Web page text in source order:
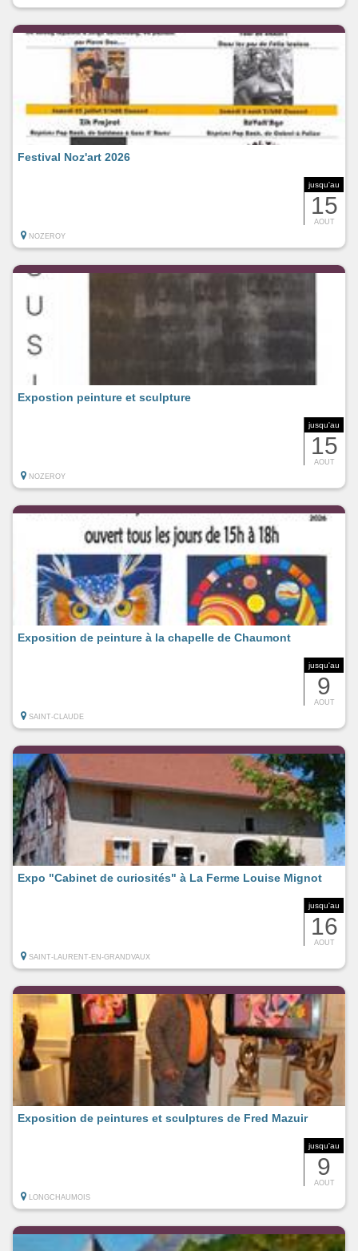
jusqu'au
15
AOUT
Festival Noz'art 2026
NOZEROY
jusqu'au
15
AOUT
Expostion peinture et sculpture
NOZEROY
jusqu'au
9
AOUT
Exposition de peinture à la chapelle de Chaumont
SAINT-CLAUDE
jusqu'au
16
AOUT
Expo "Cabinet de curiosités" à La Ferme Louise Mignot
SAINT-LAURENT-EN-GRANDVAUX
jusqu'au
9
AOUT
Exposition de peintures et sculptures de Fred Mazuir
LONGCHAUMOIS